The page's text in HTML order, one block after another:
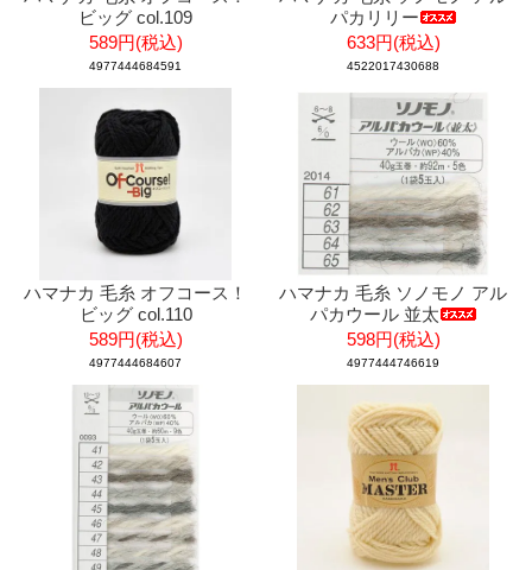
ビッグ col.109
589円(税込)
4977444684591
パカリリー
633円(税込)
4522017430688
ハマナカ 毛糸 オフコース！
ビッグ col.110
589円(税込)
4977444684607
ハマナカ 毛糸 ソノモノ アル
パカウール 並太
598円(税込)
4977444746619